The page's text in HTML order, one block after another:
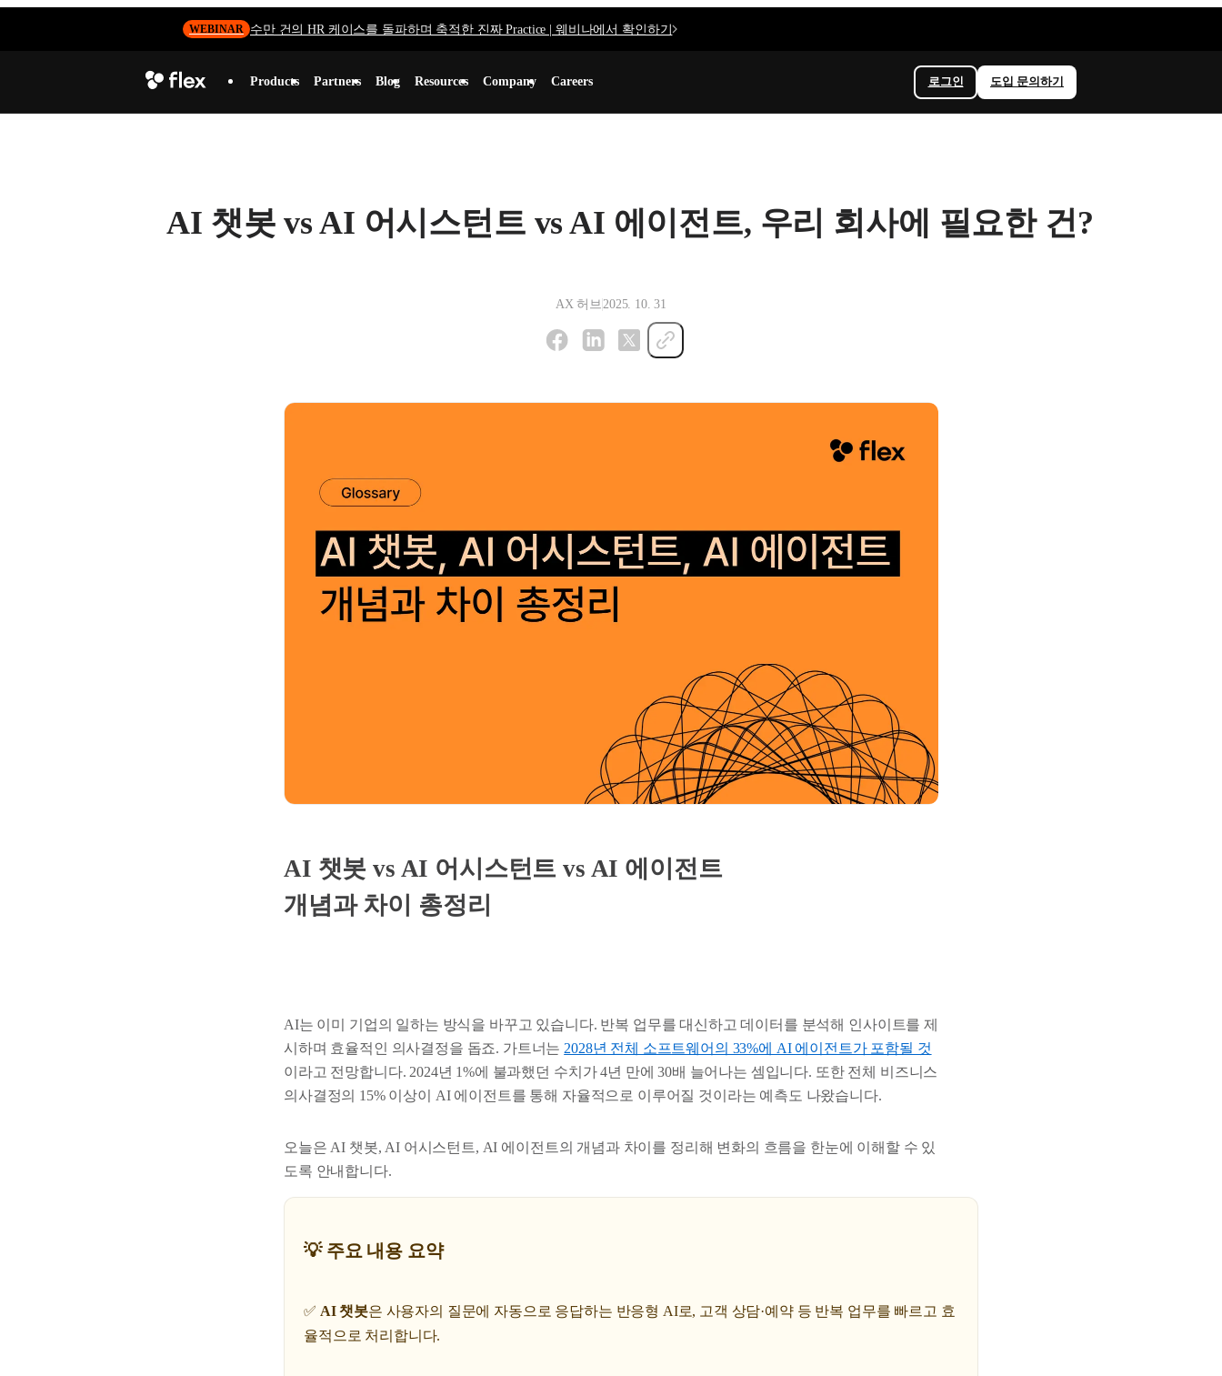
WEBINAR 수만 건의 HR 케이스를 돌파하며 축적한 진짜 Practice | 웨비나에서 확인하기
Products Partners Blog Resources Company Careers 로그인 도입 문의하기
AI 챗봇 vs AI 어시스턴트 vs AI 에이전트, 우리 회사에 필요한 건?
AX 허브2025. 10. 31
AI 챗봇 vs AI 어시스턴트 vs AI 에이전트
개념과 차이 총정리
AI는 이미 기업의 일하는 방식을 바꾸고 있습니다. 반복 업무를 대신하고 데이터를 분석해 인사이트를 제
시하며 효율적인 의사결정을 돕죠. 가트너는 2028년 전체 소프트웨어의 33%에 AI 에이전트가 포함될 것
이라고 전망합니다. 2024년 1%에 불과했던 수치가 4년 만에 30배 늘어나는 셈입니다. 또한 전체 비즈니스
의사결정의 15% 이상이 AI 에이전트를 통해 자율적으로 이루어질 것이라는 예측도 나왔습니다.
오늘은 AI 챗봇, AI 어시스턴트, AI 에이전트의 개념과 차이를 정리해 변화의 흐름을 한눈에 이해할 수 있
도록 안내합니다.
💡 주요 내용 요약
✅ AI 챗봇은 사용자의 질문에 자동으로 응답하는 반응형 AI로, 고객 상담·예약 등 반복 업무를 빠르고 효
율적으로 처리합니다.